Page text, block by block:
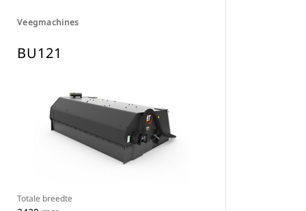
Veegmachines
BU121
Totale breedte